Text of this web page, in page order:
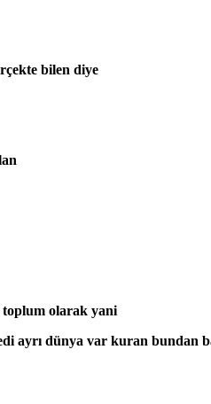
bilen diye
olarak yani
ayrı dünya var kuran bundan